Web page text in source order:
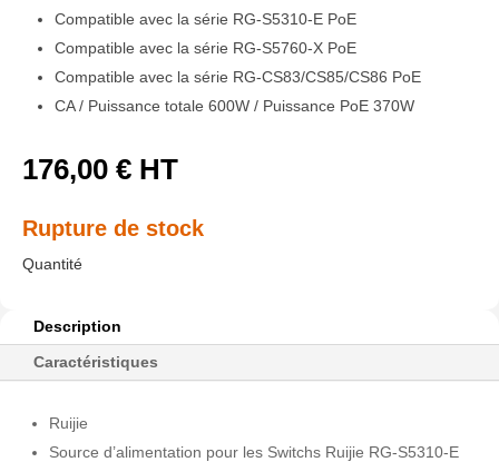
Compatible avec la série RG-S5310-E PoE
Compatible avec la série RG-S5760-X PoE
Compatible avec la série RG-CS83/CS85/CS86 PoE
CA / Puissance totale 600W / Puissance PoE 370W
176,00 € HT
Rupture de stock
Description
Caractéristiques
Ruijie
Source d’alimentation pour les Switchs Ruijie RG-S5310-E